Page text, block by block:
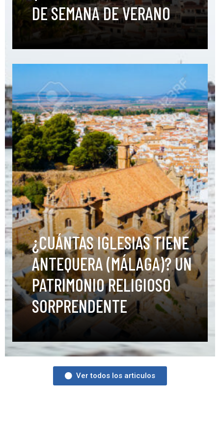
DE SEMANA DE VERANO
¿CUÁNTAS IGLESIAS TIENE
ANTEQUERA (MÁLAGA)? UN
PATRIMONIO RELIGIOSO
SORPRENDENTE
Ver todos los articulos